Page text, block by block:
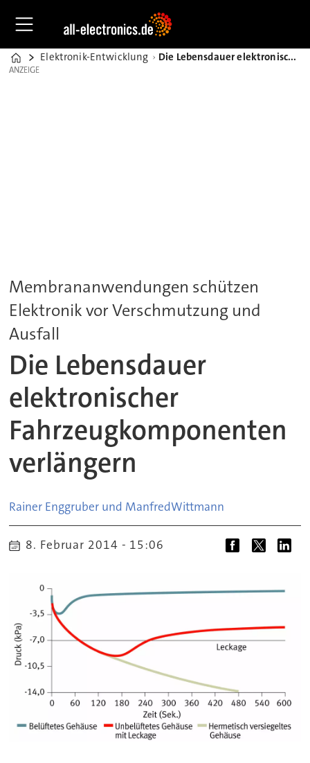
Home
Elektronik-Entwicklung Die Lebensdauer elektronischer Fahrzeugkomponenten verlängern
ANZEIGE
ANZEIGE
Membrananwendungen schützen
Elektronik vor Verschmutzung und
Ausfall
Die Lebensdauer
elektronischer
Fahrzeugkomponenten
verlängern
Rainer Enggruber und ManfredWittmann
8. Februar 2014 - 15:06